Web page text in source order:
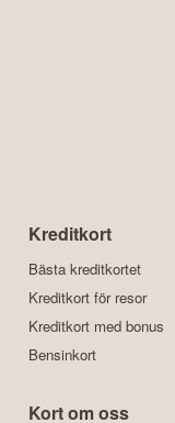
Kreditkort
Bästa kreditkortet
Kreditkort för resor
Kreditkort med bonus
Bensinkort
Kort om oss